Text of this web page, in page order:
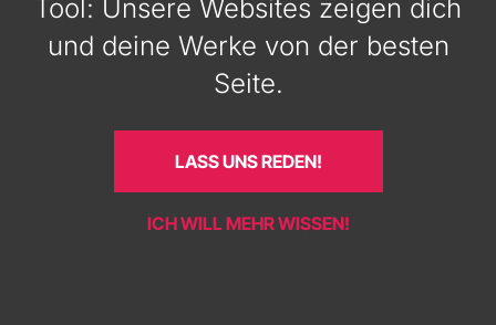
Tool: Unsere Websites zeigen dich
und deine Werke von der besten
Seite.
LASS UNS REDEN!
ICH WILL MEHR WISSEN!